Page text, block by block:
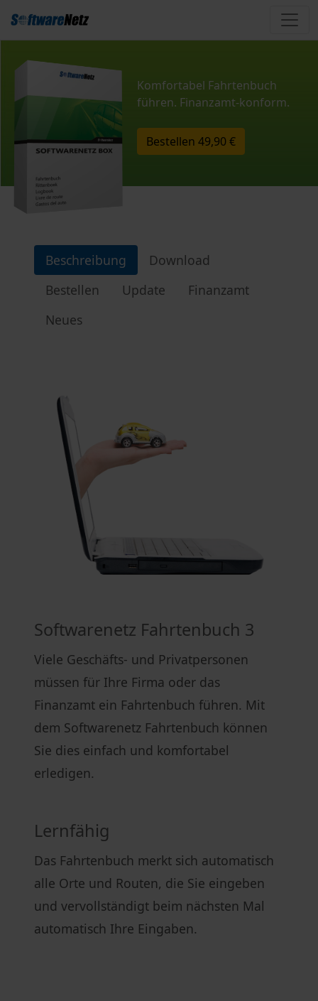
Komfortabel Fahrtenbuch
führen. Finanzamt-konform.
Bestellen49,90 €
Beschreibung
Download
Bestellen
Update
Finanzamt
Neues
Softwarenetz Fahrtenbuch 3
Viele Geschäfts- und Privatpersonen
müssen für Ihre Firma oder das
Finanzamt ein Fahrtenbuch führen. Mit
dem Softwarenetz Fahrtenbuch können
Sie dies einfach und komfortabel
erledigen.
Lernfähig
Das Fahrtenbuch merkt sich automatisch
alle Orte und Routen, die Sie eingeben
und vervollständigt beim nächsten Mal
automatisch Ihre Eingaben.